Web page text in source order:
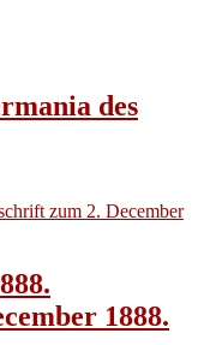
des
1888.